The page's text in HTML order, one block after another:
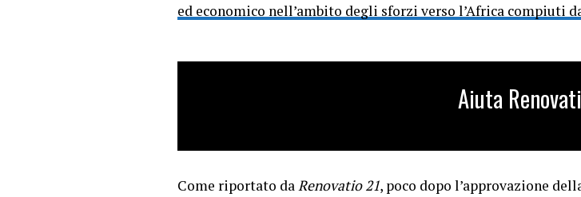
ed economico nell’ambito degli sforzi verso l’Africa compiuti
Aiuta
Come riportato daRenovatio 21, poco dopo l’approvazione